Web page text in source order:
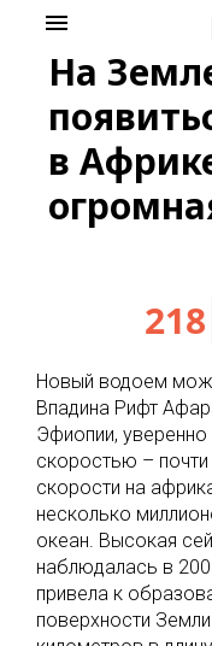
content
menu
На
в
218
Новый водоем
Впадина Рифт
Эфиопии, уверенно
скоростью –
скорости на
несколько
океан. Высокая
наблюдалась в
привела к
поверхности